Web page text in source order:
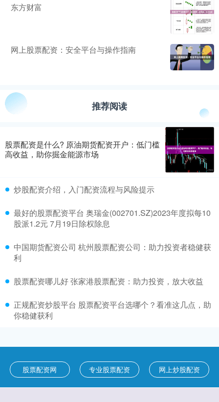
东方财富
网上股票配资：安全平台与操作指南
推荐阅读
股票配资是什么? 原油期货配资开户：低门槛
高收益，助你掘金能源市场
炒股配资介绍，入门配资流程与风险提示
最好的股票配资平台 奥瑞金(002701.SZ)2023年度拟每10
股派1.2元 7月19日除权除息
中国期货配资公司 杭州股票配资公司：助力投资者稳健获
利
股票配资哪儿好 张家港股票配资：助力投资，放大收益
正规配资炒股平台 股票配资平台选哪个？看准这几点，助
你稳健获利
股票配资网 专业股票配资 网上炒股配资